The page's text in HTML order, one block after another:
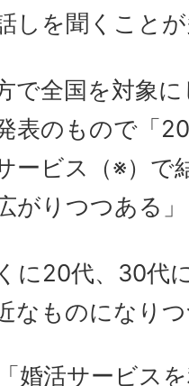
しを聞くこと
で全国を対象
表のもので「
ービス（※）で
がりつつある
に20代、30代
なものになりつ
「婚活サービス